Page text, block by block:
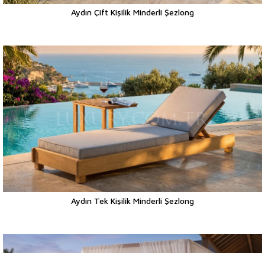
Aydın Çift Kişilik Minderli Şezlong
Aydın Tek Kişilik Minderli Şezlong